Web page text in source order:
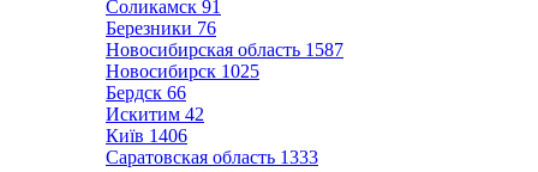
Соликамск 91
Березники 76
Новосибирская область 1587
Новосибирск 1025
Бердск 66
Искитим 42
Київ 1406
Саратовская область 1333